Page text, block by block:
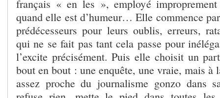
français « en les », employé
quand elle est d’humeur… Elle commence
prédécesseurs pour leurs oublis, erreurs,
qui ne se fait pas tant cela passe pour
l’excite précisément. Puis elle choisit un
bout en bout : une enquête, une vraie, mais à
assez proche du journalisme gonzo dans